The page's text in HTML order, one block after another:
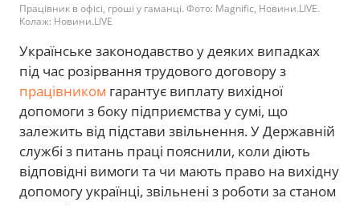
Працівник в офісі, гроші у гаманці. Фото: Magnific, Новини.LIVE.
Колаж: Новини.LIVE
Українське законодавство у деяких випадках
під час розірвання трудового договору з
працівником гарантує виплату вихідної
допомоги з боку підприємства у сумі, що
залежить від підстави звільнення. У Державній
службі з питань праці пояснили, коли діють
відповідні вимоги та чи мають право на вихідну
допомогу українці, звільнені з роботи за станом